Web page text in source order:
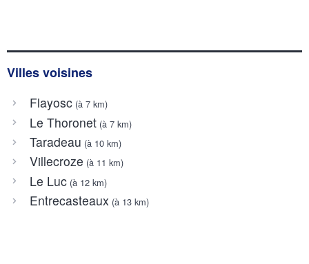
Villes voisines
Flayosc(à 7 km)
Le Thoronet(à 7 km)
Taradeau (à 10 km)
Villecroze (à 11 km)
Le Luc(à 12 km)
Entrecasteaux (à 13 km)